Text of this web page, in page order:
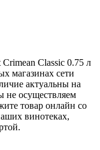
Classic 0.75 л
магазинах сети
актуальны на
не осуществляем
товар онлайн со
винотеках,